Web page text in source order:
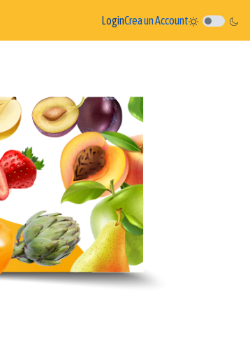
LoginCrea un Account